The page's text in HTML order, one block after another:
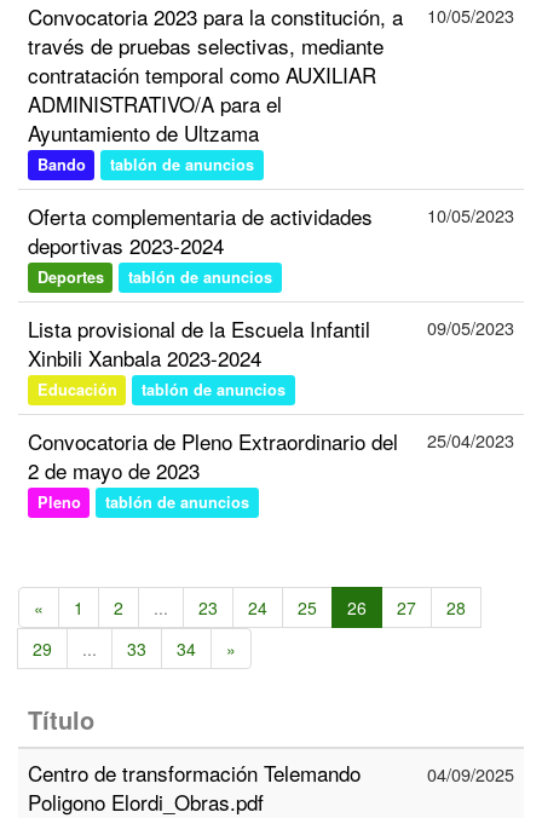
Convocatoria 2023 para la constitución, a
través de pruebas selectivas, mediante
contratación temporal como AUXILIAR
ADMINISTRATIVO/A para el
Ayuntamiento de Ultzama
Bando tablón de anuncios
10/05/2023
Oferta complementaria de actividades
deportivas 2023-2024
Deportes tablón de anuncios
10/05/2023
Lista provisional de la Escuela Infantil
Xinbili Xanbala 2023-2024
Educación tablón de anuncios
09/05/2023
Convocatoria de Pleno Extraordinario del
2 de mayo de 2023
Pleno tablón de anuncios
25/04/2023
« 1 2 ... 23 24 25 26 27
28
29
... 33 34 »
Título
Centro de transformación Telemando
Poligono Elordi_Obras.pdf
04/09/2025